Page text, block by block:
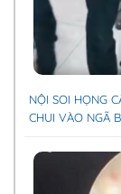
NỘI SOI HỌNG
CHUI VÀO NGÃ